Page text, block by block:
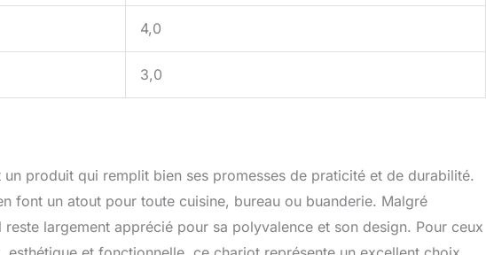
4,0
3,0
produit qui remplit bien ses promesses de praticité et de durabilité.
font un atout pour toute cuisine, bureau ou buanderie. Malgré
largement apprécié pour sa polyvalence et son design. Pour ceux